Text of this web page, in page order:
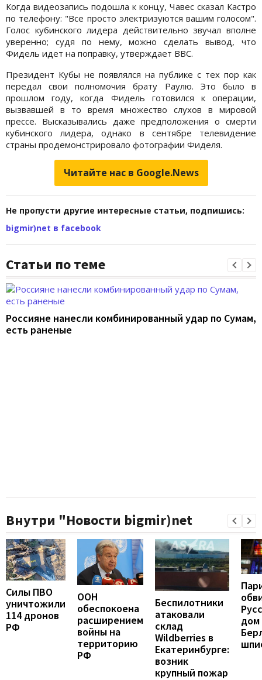
Когда видеозапись подошла к концу, Чавес сказал Кастро
по телефону: "Все просто электризуются вашим голосом".
Голос кубинского лидера действительно звучал вполне
уверенно; судя по нему, можно сделать вывод, что
Фидель идет на поправку, утверждает ВВС.
Президент Кубы не появлялся на публике с тех пор как
передал свои полномочия брату Раулю. Это было в
прошлом году, когда Фидель готовился к операции,
вызвавшей в то время множество слухов в мировой
прессе. Высказывались даже предположения о смерти
кубинского лидера, однако в сентябре телевидение
страны продемонстрировало фотографии Фиделя.
Читайте нас в Google.News
Не пропусти другие интересные статьи, подпишись:
bigmir)net в facebook
Статьи по теме
Россияне нанесли комбинированный удар по Сумам,
есть раненые
Внутри "Новости bigmir)net
Силы ПВО
уничтожили
114 дронов
РФ
ООН
обеспокоена
расширением
войны на
территорию
РФ
Беспилотники
атаковали
склад
Wildberries в
Екатеринбурге:
возник
крупный пожар
дом